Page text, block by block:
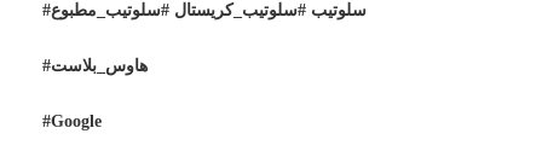
#سلوتيب #سلوتيب_كريستال #سلوتيب_مطبوع
#هاوس_بلاست
#Google